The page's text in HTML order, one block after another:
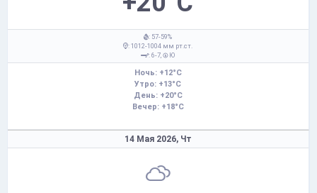
: 57-59%
: 1012-1004 мм рт.ст.
: 6-7,
Ю
Ночь: +12°C
Утро: +13°C
День: +20°C
Вечер: +18°C
14 Мая 2026, Чт